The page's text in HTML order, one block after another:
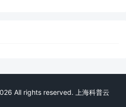
All rights reserved. 上海科普云